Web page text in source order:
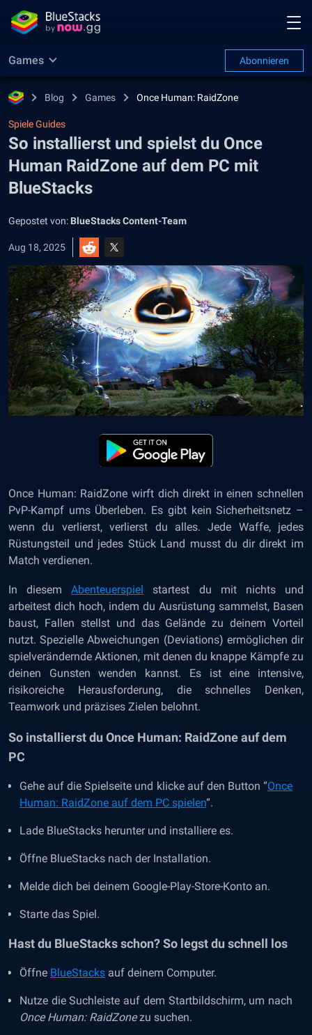
Games Abonnieren
Blog Games Once Human: RaidZone
Spiele Guides
So installierst und spielst du Once
Human RaidZone auf dem PC mit
BlueStacks
Gepostet von: BlueStacks Content-Team
Aug 18, 2025
Once Human: RaidZone wirft dich direkt in einen schnellen
PvP-Kampf ums Überleben. Es gibt kein Sicherheitsnetz –
wenn du verlierst, verlierst du alles. Jede Waffe, jedes
Rüstungsteil und jedes Stück Land musst du dir direkt im
Match verdienen.
In diesemAbenteuerspiel startest du mit nichts und
arbeitest dich hoch, indem du Ausrüstung sammelst, Basen
baust, Fallen stellst und das Gelände zu deinem Vorteil
nutzt. Spezielle Abweichungen (Deviations) ermöglichen dir
spielverändernde Aktionen, mit denen du knappe Kämpfe zu
deinen Gunsten wenden kannst. Es ist eine intensive,
risikoreiche Herausforderung, die schnelles Denken,
Teamwork und präzises Zielen belohnt.
So installierst du Once Human: RaidZone auf dem
PC
Gehe auf die Spielseite und klicke auf den Button “Once
Human: RaidZone auf dem PC spielen“.
Lade BlueStacks herunter und installiere es.
Öffne BlueStacks nach der Installation.
Melde dich bei deinem Google-Play-Store-Konto an.
Starte das Spiel.
Hast du BlueStacks schon? So legst du schnell los
Öffne BlueStacks auf deinem Computer.
Nutze die Suchleiste auf dem Startbildschirm, um nach
Once Human: RaidZonezu suchen.